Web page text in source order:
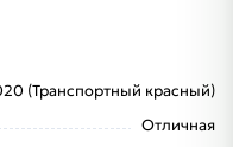
(Транспортный красный)
Отличная